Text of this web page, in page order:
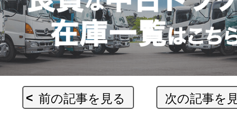
前の記事を見る 次の記事を